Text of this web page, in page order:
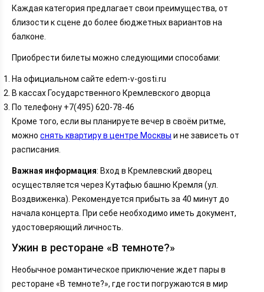
Каждая категория предлагает свои преимущества, от
близости к сцене до более бюджетных вариантов на
балконе.
Приобрести билеты можно следующими способами:
На официальном сайте edem-v-gosti.ru
В кассах Государственного Кремлевского дворца
По телефону +7(495) 620-78-46
Кроме того, если вы планируете вечер в своём ритме,
можно снять квартиру в центре Москвы и не зависеть от
расписания.
Важная информация: Вход в Кремлевский дворец
осуществляется через Кутафью башню Кремля (ул.
Воздвиженка). Рекомендуется прибыть за 40 минут до
начала концерта. При себе необходимо иметь документ,
удостоверяющий личность.
Ужин в ресторане «В темноте?»
Необычное романтическое приключение ждет пары в
ресторане «В темноте?», где гости погружаются в мир